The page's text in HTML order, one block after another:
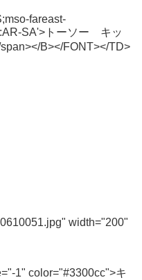
fareast-
SA'>トーソー キッ
B></FONT></TD>
width="200"
1" color="#3300cc">キ